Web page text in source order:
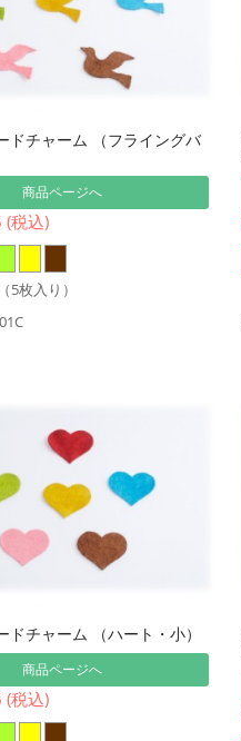
ドチャーム （フライングバ
商品ページへ
税込)
5枚入り）
ドチャーム （ハート・小）
商品ページへ
税込)